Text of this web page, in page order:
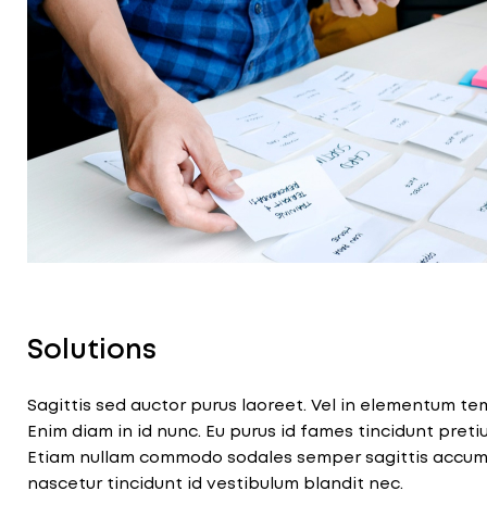
Solutions
Sagittis sed auctor purus laoreet. Vel in elementum
Enim diam in id nunc. Eu purus id fames tincidunt
Etiam nullam commodo sodales semper sagittis
nascetur tincidunt id vestibulum blandit nec.